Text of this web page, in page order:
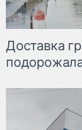
Доставка